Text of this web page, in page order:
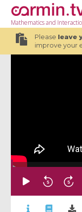
Mathematicsand
Please leave
improve your